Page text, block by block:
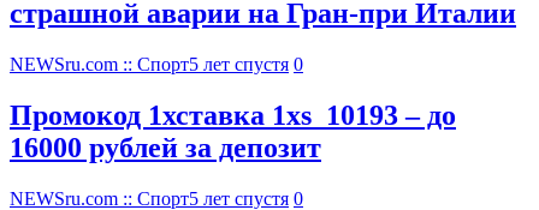
страшной аварии на Гран-при Италии
NEWSru.com :: Спорт5 лет спустя 0
Промокод 1хставка 1xs_10193 – до
16000 рублей за депозит
NEWSru.com :: Спорт5 лет спустя 0